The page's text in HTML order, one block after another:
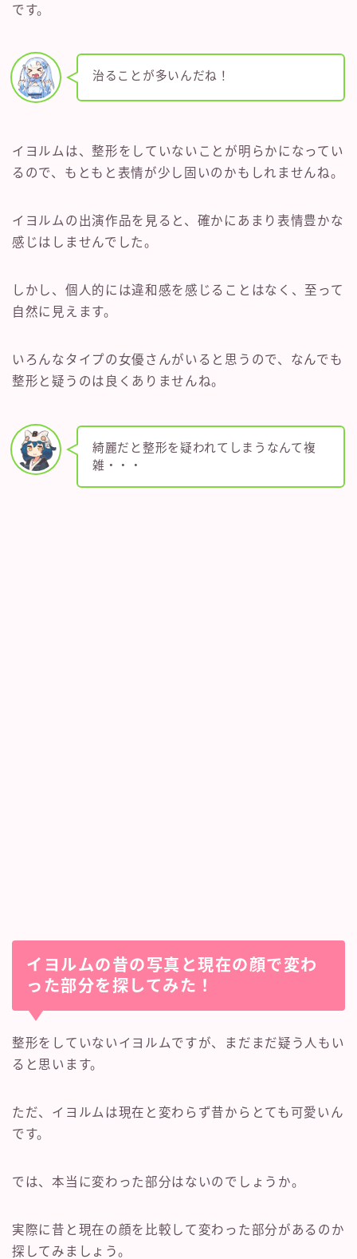
です。
治ることが多いんだね！
イヨルムは、整形をしていないことが明らかになってい
るので、もともと表情が少し固いのかもしれませんね。
イヨルムの出演作品を見ると、確かにあまり表情豊かな
感じはしませんでした。
しかし、個人的には違和感を感じることはなく、至って
自然に見えます。
いろんなタイプの女優さんがいると思うので、なんでも
整形と疑うのは良くありませんね。
綺麗だと整形を疑われてしまうなんて複
雑・・・
イヨルムの昔の写真と現在の顔で変わ
った部分を探してみた！
整形をしていないイヨルムですが、まだまだ疑う人もい
ると思います。
ただ、イヨルムは現在と変わらず昔からとても可愛いん
です。
では、本当に変わった部分はないのでしょうか。
実際に昔と現在の顔を比較して変わった部分があるのか
探してみましょう。